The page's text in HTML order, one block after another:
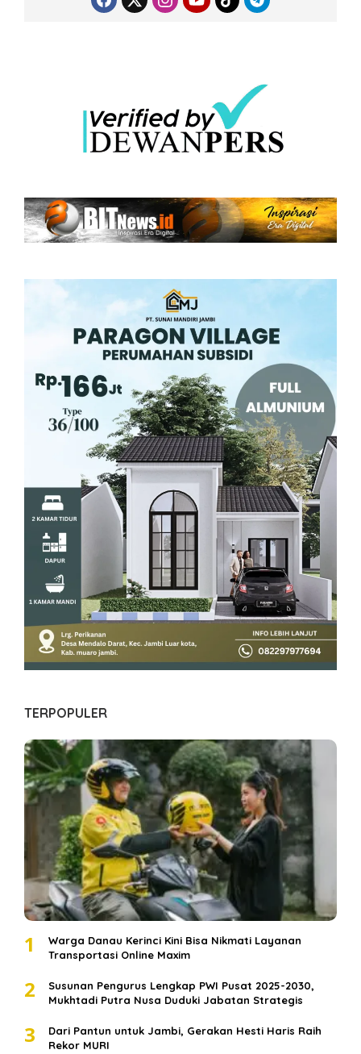
TERPOPULER
1
Warga Danau Kerinci Kini Bisa Nikmati Layanan
Transportasi Online Maxim
2
Susunan Pengurus Lengkap PWI Pusat 2025-2030,
Mukhtadi Putra Nusa Duduki Jabatan Strategis
3
Dari Pantun untuk Jambi, Gerakan Hesti Haris Raih
Rekor MURI